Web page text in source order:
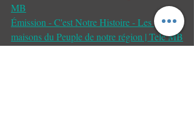
MB
Émission - C'est Notre Histoire - Les
maisons du Peuple de notre région | Tele MB